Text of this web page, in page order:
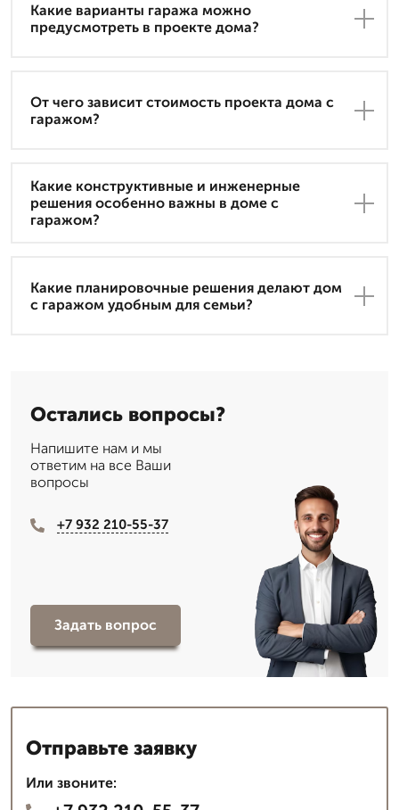
Какие варианты гаража можно
предусмотреть в проекте дома?
От чего зависит стоимость проекта дома с
гаражом?
Какие конструктивные и инженерные
решения особенно важны в доме с
гаражом?
Какие планировочные решения делают дом
с гаражом удобным для семьи?
Остались вопросы?
Напишите нам и мы
ответим на все Ваши
вопросы
+7 932 210-55-37
Задать вопрос
Отправьте заявку
Или звоните: